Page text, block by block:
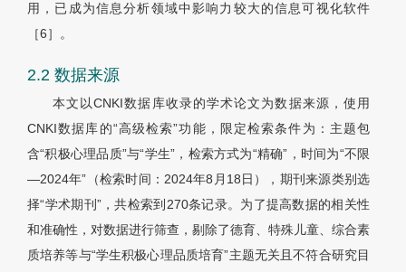
用，已成为信息分析领域中影响力较大的信息可视化软件
［6］ 。
2.2 数据来源
本文以CNKI数据库收录的学术论文为数据来源，使用
CNKI数据库的“高级检索”功能，限定检索条件为：主题包
含“积极心理品质”与“学生”，检索方式为“精确”，时间为“不限
—2024年”（检索时间：2024年8月18日），期刊来源类别选
择“学术期刊”，共检索到270条记录。为了提高数据的相关性
和准确性，对数据进行筛查，剔除了德育、特殊儿童、综合素
质培养等与“学生积极心理品质培育”主题无关且不符合研究目